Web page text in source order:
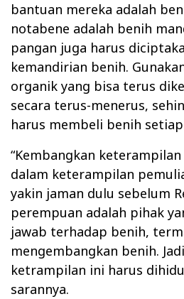
bantuan mereka adalah
notabene adalah benih
pangan juga harus
kemandirian benih.
organik yang bisa terus
secara terus-menerus,
harus membeli benih
“Kembangkan
dalam keterampilan
yakin jaman dulu sebelum
perempuan adalah pihak
jawab terhadap benih,
mengembangkan benih.
ketrampilan ini harus
sarannya.